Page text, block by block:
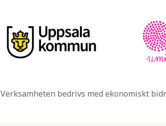
Verksamheten bedrivs med ekonomiskt